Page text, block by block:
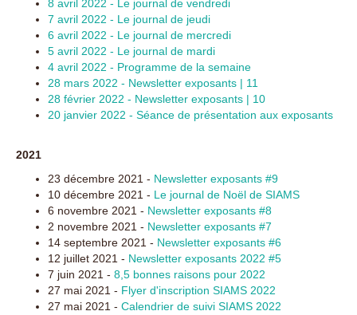
8 avril 2022 - Le journal de vendredi
7 avril 2022 - Le journal de jeudi
6 avril 2022 - Le journal de mercredi
5 avril 2022 - Le journal de mardi
4 avril 2022 - Programme de la semaine
28 mars 2022 - Newsletter exposants | 11
28 février 2022 - Newsletter exposants | 10
20 janvier 2022 - Séance de présentation aux exposants
2021
23 décembre 2021 - Newsletter exposants #9
10 décembre 2021 - Le journal de Noël de SIAMS
6 novembre 2021 - Newsletter exposants #8
2 novembre 2021 - Newsletter exposants #7
14 septembre 2021 - Newsletter exposants #6
12 juillet 2021 - Newsletter exposants 2022 #5
7 juin 2021 - 8,5 bonnes raisons pour 2022
27 mai 2021 - Flyer d'inscription SIAMS 2022
27 mai 2021 - Calendrier de suivi SIAMS 2022